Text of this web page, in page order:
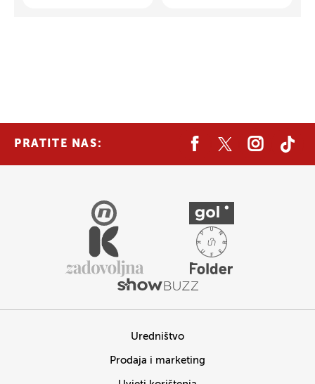
PRATITE NAS:
Uredništvo
Prodaja i marketing